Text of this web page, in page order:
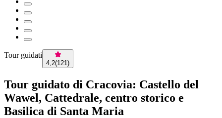
Tour guidati
4,2(121)
Tour guidato di Cracovia: Castello del
Wawel, Cattedrale, centro storico e
Basilica di Santa Maria